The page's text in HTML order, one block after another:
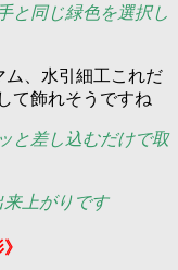
と同じ緑色を選択し
、水引細工これだ
て飾れそうですね
と差し込むだけで取
来上がりです